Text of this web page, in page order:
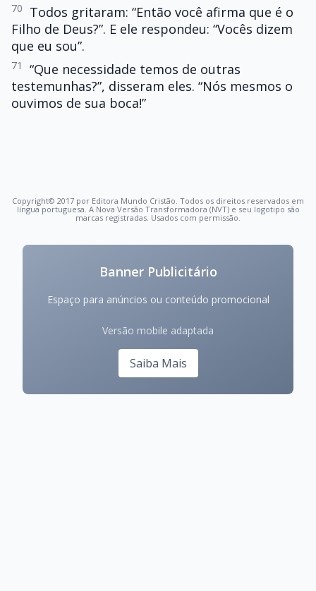
70
Todos gritaram: “Então você afirma que é o
Filho de Deus?”. E ele respondeu: “Vocês dizem
que eu sou”.
71
“Que necessidade temos de outras
testemunhas?”, disseram eles. “Nós mesmos o
ouvimos de sua boca!”
Copyright© 2017 por Editora Mundo Cristão. Todos os direitos reservados em
língua portuguesa. A Nova Versão Transformadora (NVT) e seu logotipo são
marcas registradas. Usados com permissão.
Banner Publicitário
Espaço para anúncios ou conteúdo promocional
Versão mobile adaptada
Saiba Mais